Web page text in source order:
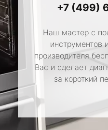
+7 (499)
Наш мастер с
инструментов
производителя
Вас и сделает
за короткий